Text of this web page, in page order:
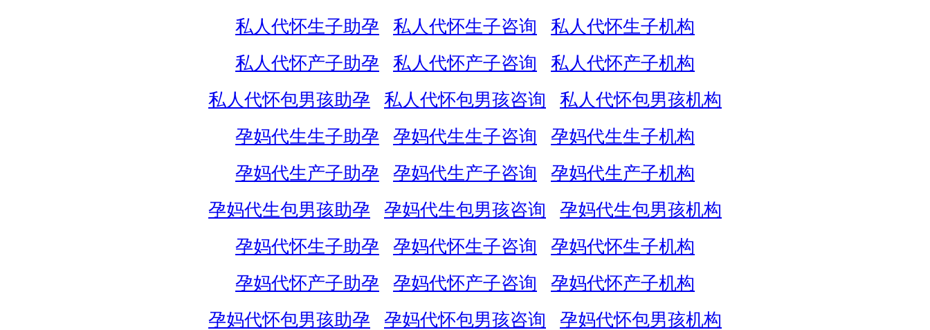
私人代怀生子助孕
私人代怀生子咨询
私人代怀生子机构
私人代怀产子助孕
私人代怀产子咨询
私人代怀产子机构
私人代怀包男孩助孕
私人代怀包男孩咨询
私人代怀包男孩机构
孕妈代生生子助孕
孕妈代生生子咨询
孕妈代生生子机构
孕妈代生产子助孕
孕妈代生产子咨询
孕妈代生产子机构
孕妈代生包男孩助孕
孕妈代生包男孩咨询
孕妈代生包男孩机构
孕妈代怀生子助孕
孕妈代怀生子咨询
孕妈代怀生子机构
孕妈代怀产子助孕
孕妈代怀产子咨询
孕妈代怀产子机构
孕妈代怀包男孩助孕
孕妈代怀包男孩咨询
孕妈代怀包男孩机构